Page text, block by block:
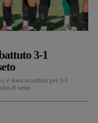
3-1
è stata sconfitto per 3-1
di serie...